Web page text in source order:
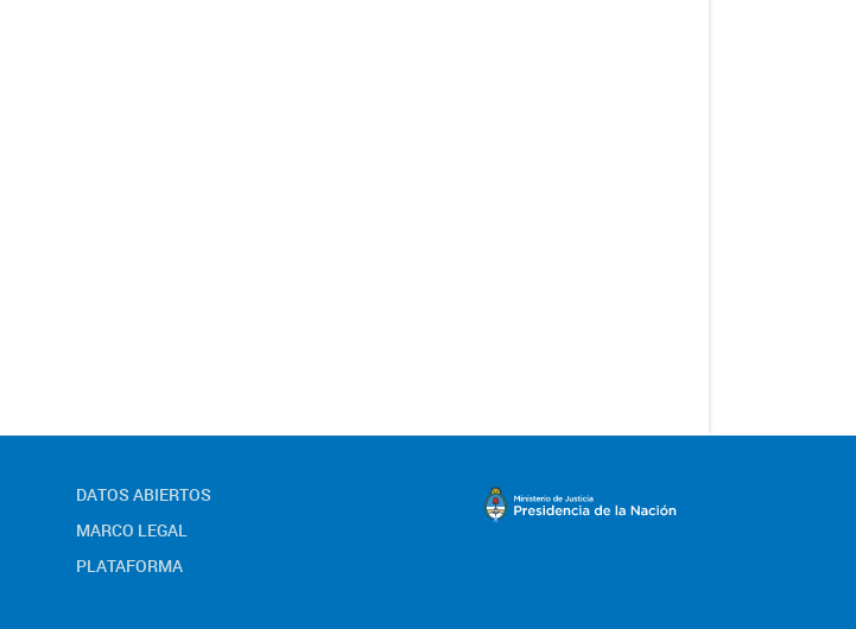
DATOS ABIERTOS
MARCO LEGAL
PLATAFORMA